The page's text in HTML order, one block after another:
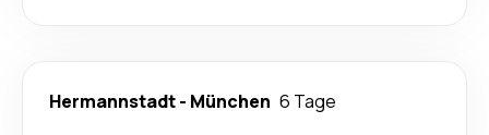
Hermannstadt- München 6 Tage